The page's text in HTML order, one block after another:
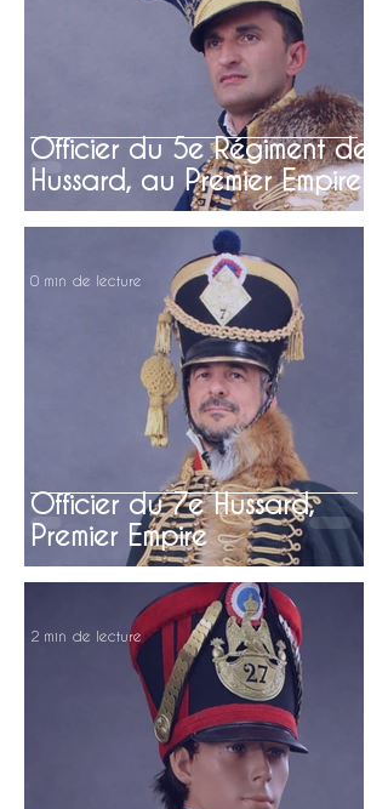
Officier du 5e Régiment de
Hussard, au Premier Empire
Officier du 7e Hussard,
Premier Empire
0 min de lecture
2 min de lecture